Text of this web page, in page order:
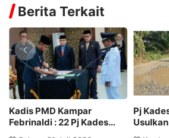
Berita Terkait
Pj Kades Koto Mesjid
Usulkan Perbaikan Jalan